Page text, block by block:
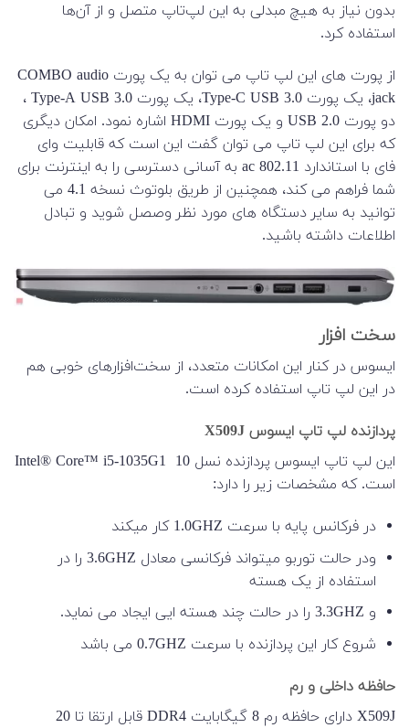
بدون نیاز به هیچ مبدلی به این لپ‌تاپ متصل و از آن‌ها
استفاده کرد.
از پورت های این لپ تاپ می توان به یک پورت COMBO audio
jack، یک پورت Type-C USB 3.0، یک پورت Type-A USB 3.0 ،
دو پورت USB 2.0 و یک پورت HDMI اشاره نمود. امکان دیگری
که برای این لپ تاپ می توان گفت این است که قابلیت وای
فای با استاندارد 802.11 ac به آسانی دسترسی را به اینترنت برای
شما فراهم می کند، همچنین از طریق بلوتوث نسخه 4.1 می
توانید به سایر دستگاه های مورد نظر وصصل شوید و تبادل
اطلاعات داشته باشید.
سخت افزار
ایسوس در کنار این امکانات متعدد، از سخت‌افزارهای خوبی هم
در این لپ تاپ استفاده کرده است.
پردازنده لپ تاپ ایسوس X509J
این لپ تاپ ایسوس پردازنده نسل 10 Intel® Core™ i5-1035G1
است. که مشخصات زیر را دارد:
در فرکانس پایه با سرعت 1.0GHZ کار میکند
ودر حالت توربو میتواند فرکانسی معادل 3.6GHZ را در
استفاده از یک هسته
و 3.3GHZ را در حالت چند هسته ایی ایجاد می نماید.
شروع کار این پردازنده با سرعت 0.7GHZ می باشد
حافظه داخلی و رم
X509J دارای حافظه رم 8 گیگابایت DDR4 قابل ارتقا تا 20